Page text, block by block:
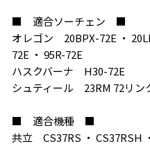
■ 適合ソーチェン ■
オレゴン 20BPX-72E ・
72E ・ 95R-72E
ハスクバーナ H30-72E
シュティール 23RM 72リン
■ 適合機種 ■
共立 CS37RS ・ CS37RSH